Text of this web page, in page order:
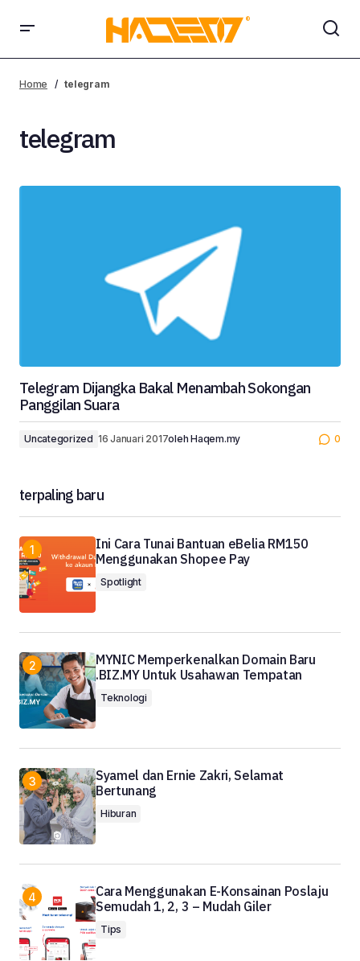
Home telegram
telegram
Telegram Dijangka Bakal Menambah Sokongan
Panggilan Suara
Uncategorized 16 Januari 2017oleh Haqem.my 0
terpaling baru
Ini Cara Tunai Bantuan eBelia RM150
Menggunakan Shopee Pay
Spotlight
MYNIC Memperkenalkan Domain Baru
.BIZ.MY Untuk Usahawan Tempatan
Teknologi
Syamel dan Ernie Zakri, Selamat
Bertunang
Hiburan
Cara Menggunakan E-Konsainan Poslaju
Semudah 1, 2, 3 – Mudah Giler
Tips